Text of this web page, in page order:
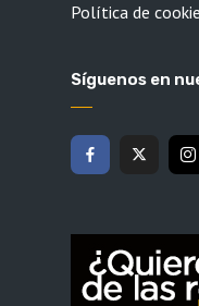
Política de
Síguenos en